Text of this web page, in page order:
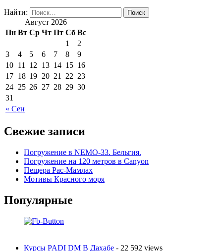
Найти:
Август 2026
Пн Вт Ср Чт Пт Сб Вс
« Сен
1
2
3
4 5 6 7 8
9
10 11 12 13 14 15 16
17 18 19 20 21 22 23
24 25 26 27 28 29 30
31
Свежие записи
Погружение в NEMO-33. Бельгия.
Погружение на 120 метров в Canyon
Пещера Рас-Мамлах
Мотивы Красного моря
Популярные
Курсы PADI DM В Дахабе - 22 592 views